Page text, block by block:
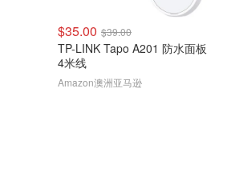
$35.00 $39.00
TP-LINK Tapo A201 防水面板
4米线
Amazon澳洲亚马逊